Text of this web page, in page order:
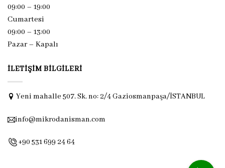
09:00 – 19:00
Cumartesi
09:00 – 13:00
Pazar – Kapalı
İLETIŞIM BILGILERI
Yeni mahalle 507. Sk. no: 2/4 Gaziosmanpaşa/İSTANBUL
info@mikrodanisman.com
+90 531 699 24 64